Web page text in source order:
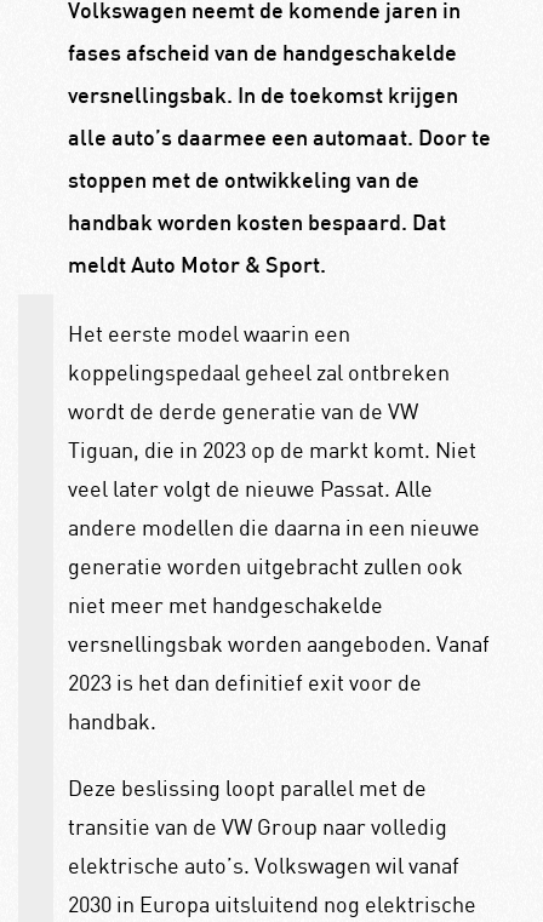
Volkswagen neemt de komende jaren in
fases afscheid van de handgeschakelde
versnellingsbak. In de toekomst krijgen
alle auto’s daarmee een automaat. Door te
stoppen met de ontwikkeling van de
handbak worden kosten bespaard. Dat
meldt Auto Motor & Sport.
Het eerste model waarin een
koppelingspedaal geheel zal ontbreken
wordt de derde generatie van de VW
Tiguan, die in 2023 op de markt komt. Niet
veel later volgt de nieuwe Passat. Alle
andere modellen die daarna in een nieuwe
generatie worden uitgebracht zullen ook
niet meer met handgeschakelde
versnellingsbak worden aangeboden. Vanaf
2023 is het dan definitief exit voor de
handbak.
Deze beslissing loopt parallel met de
transitie van de VW Group naar volledig
elektrische auto’s. Volkswagen wil vanaf
2030 in Europa uitsluitend nog elektrische